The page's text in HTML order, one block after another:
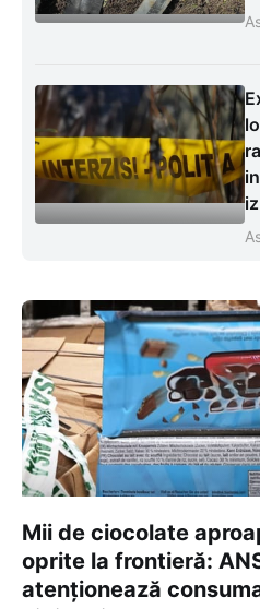
Mii de ciocolate
oprite la frontieră:
atenționează